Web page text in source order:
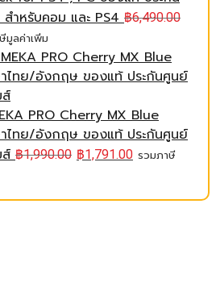
ำหรับคอม และ PS4 ฿6,490.00
มูลค่าเพิ่ม
PRO Cherry MX Blue
ไทย/อังกฤษ ของแท้ ประกันศูนย์
฿1,990.00 ฿1,791.00 รวมภาษี